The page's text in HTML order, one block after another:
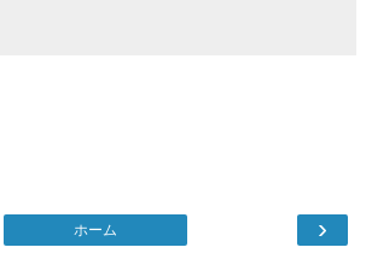
›
ホーム